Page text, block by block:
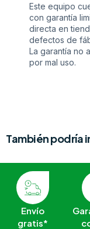
Este equipo
con garantía
directa en
defectos de
La garantía no
por mal uso.
También podría
Envío
gratis*